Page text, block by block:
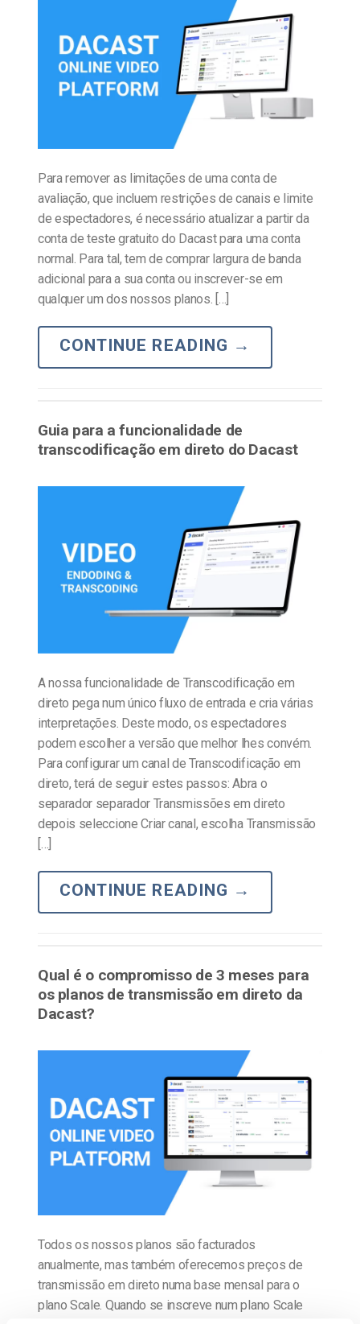
Para remover as limitações de uma conta de
avaliação, que incluem restrições de canais e limite
de espectadores, é necessário atualizar a partir da
conta de teste gratuito do Dacast para uma conta
normal. Para tal, tem de comprar largura de banda
adicional para a sua conta ou inscrever-se em
qualquer um dos nossos planos. […]
CONTINUE READING →
Guia para a funcionalidade de
transcodificação em direto do Dacast
A nossa funcionalidade de Transcodificação em
direto pega num único fluxo de entrada e cria várias
interpretações. Deste modo, os espectadores
podem escolher a versão que melhor lhes convém.
Para configurar um canal de Transcodificação em
direto, terá de seguir estes passos: Abra o
separador separador Transmissões em direto
depois seleccione Criar canal, escolha Transmissão
[…]
CONTINUE READING →
Qual é o compromisso de 3 meses para
os planos de transmissão em direto da
Dacast?
Todos os nossos planos são facturados
anualmente, mas também oferecemos preços de
transmissão em direto numa base mensal para o
plano Scale. Quando se inscreve num plano Scale